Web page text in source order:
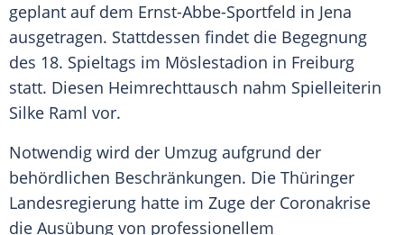
geplant auf dem Ernst-Abbe-Sportfeld in Jena
ausgetragen. Stattdessen findet die Begegnung
des 18. Spieltags im Möslestadion in Freiburg
statt. Diesen Heimrechttausch nahm Spielleiterin
Silke Raml vor.
Notwendig wird der Umzug aufgrund der
behördlichen Beschränkungen. Die Thüringer
Landesregierung hatte im Zuge der Coronakrise
die Ausübung von professionellem